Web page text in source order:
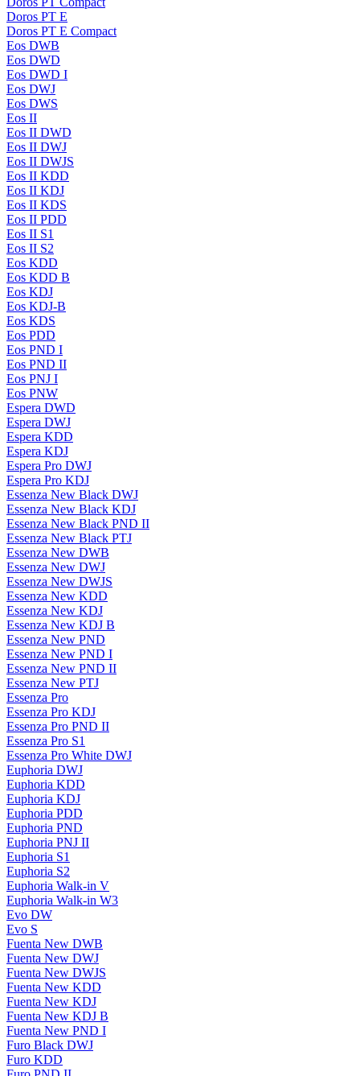
Doros PT E
Doros PT E Compact
Eos DWB
Eos DWD
Eos DWD I
Eos DWJ
Eos DWS
Eos II
Eos II DWD
Eos II DWJ
Eos II DWJS
Eos II KDD
Eos II KDJ
Eos II KDS
Eos II PDD
Eos II S1
Eos II S2
Eos KDD
Eos KDD B
Eos KDJ
Eos KDJ-B
Eos KDS
Eos PDD
Eos PND I
Eos PND II
Eos PNJ I
Eos PNW
Espera DWD
Espera DWJ
Espera KDD
Espera KDJ
Espera Pro DWJ
Espera Pro KDJ
Essenza New Black DWJ
Essenza New Black KDJ
Essenza New Black PND II
Essenza New Black PTJ
Essenza New DWB
Essenza New DWJ
Essenza New DWJS
Essenza New KDD
Essenza New KDJ
Essenza New KDJ B
Essenza New PND
Essenza New PND I
Essenza New PND II
Essenza New PTJ
Essenza Pro
Essenza Pro KDJ
Essenza Pro PND II
Essenza Pro S1
Essenza Pro White DWJ
Euphoria DWJ
Euphoria KDD
Euphoria KDJ
Euphoria PDD
Euphoria PND
Euphoria PNJ II
Euphoria S1
Euphoria S2
Euphoria Walk-in V
Euphoria Walk-in W3
Evo DW
Evo S
Fuenta New DWB
Fuenta New DWJ
Fuenta New DWJS
Fuenta New KDD
Fuenta New KDJ
Fuenta New KDJ B
Fuenta New PND I
Furo Black DWJ
Furo KDD